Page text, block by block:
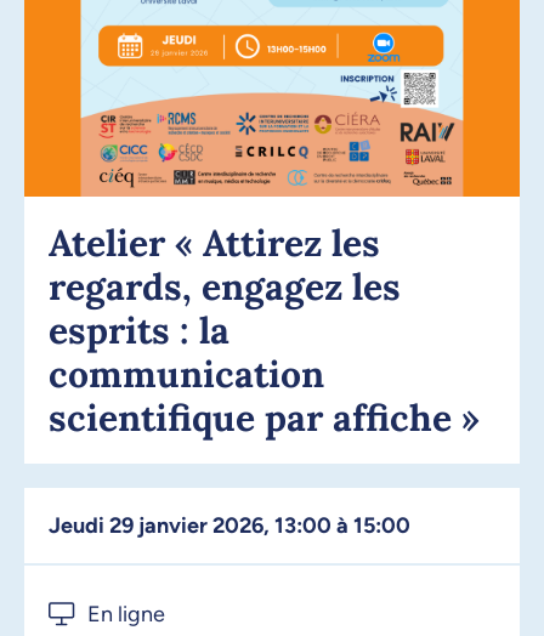
Atelier « Attirez les
regards, engagez les
esprits : la
communication
scientifique par affiche »
jeudi 29 janvier 2026, 13:00 à 15:00
En ligne